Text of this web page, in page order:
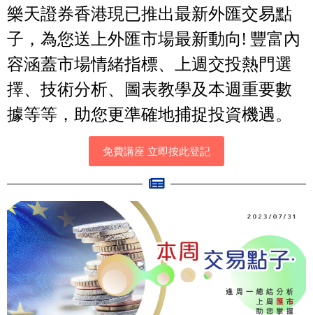
樂天證券香港現已推出最新外匯交易點
子，為您送上外匯市場最新動向! 豐富內
容涵蓋市場情緒指標、上週交投熱門選
擇、技術分析、圖表教學及本週重要數
據等等，助您更準確地捕捉投資機遇。
免費講座 立即按此登記